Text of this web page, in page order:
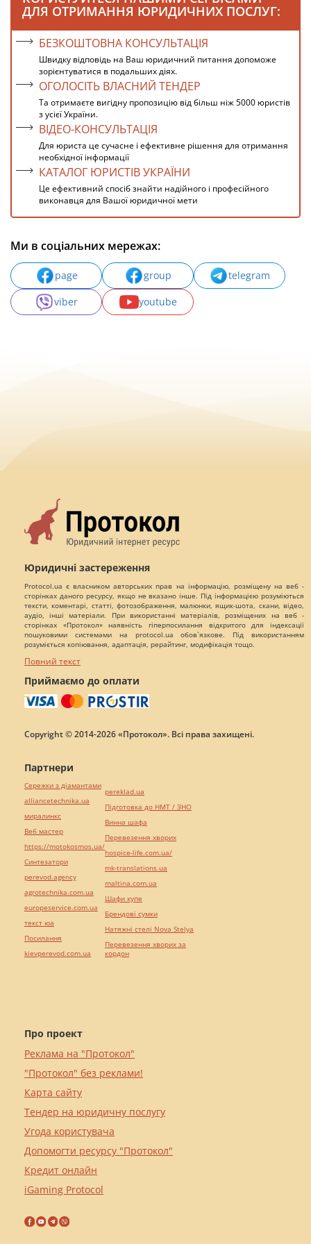
ДЛЯ ОТРИМАННЯ ЮРИДИЧНИХ ПОСЛУГ:
БЕЗКОШТОВНА КОНСУЛЬТАЦІЯ
Швидку відповідь на Ваш юридичний питання допоможе
зорієнтуватися в подальших діях.
ОГОЛОСІТЬ ВЛАСНИЙ ТЕНДЕР
Та отримаєте вигідну пропозицію від більш ніж 5000 юристів
з усієї України.
ВІДЕО-КОНСУЛЬТАЦІЯ
Для юриста це сучасне і ефективне рішення для отримання
необхідної інформації
КАТАЛОГ ЮРИСТІВ УКРАЇНИ
Це ефективний спосіб знайти надійного і професійного
виконавця для Вашої юридичної мети
Ми в соціальних мережах:
page group
telegram
viber
youtube
Юридичні застереження
Protocol.ua є власником авторських прав на інформацію, розміщену на веб -
сторінках даного ресурсу, якщо не вказано інше. Під інформацією розуміються
тексти, коментарі, статті, фотозображення, малюнки, ящик-шота, скани, відео,
аудіо, інші матеріали. При використанні матеріалів, розміщених на веб -
сторінках «Протокол» наявність гіперпосилання відкритого для індексації
пошуковими системами на protocol.ua обов`язкове. Під використанням
розуміється копіювання, адаптація, рерайтинг, модифікація тощо.
Повний текст
Приймаємо до оплати
Copyright © 2014-2026 «Протокол». Всі права захищені.
Про проект
Реклама на "Протокол"
"Протокол" без реклами!
Карта сайту
Тендер на юридичну послугу
Угода користувача
Допомогти ресурсу "Протокол"
Кредит онлайн
iGaming Protocol
Партнери
Сережки з діамантами
alliancetechnika.ua
миралинкс
Веб мастер
https://motokosmos.ua/
Синтезатори
perevod.agency
agrotechnika.com.ua
europeservice.com.ua
текст юа
Посилання
kievperevod.com.ua
pereklad.ua
Підготовка до НМТ / ЗНО
Винна шафа
Перевезення хворих
hospice-life.com.ua/
mk-translations.ua
maltina.com.ua
Шафи купе
Брендові сумки
Натяжні стелі Nova Stelya
Перевезення хворих за
кордон